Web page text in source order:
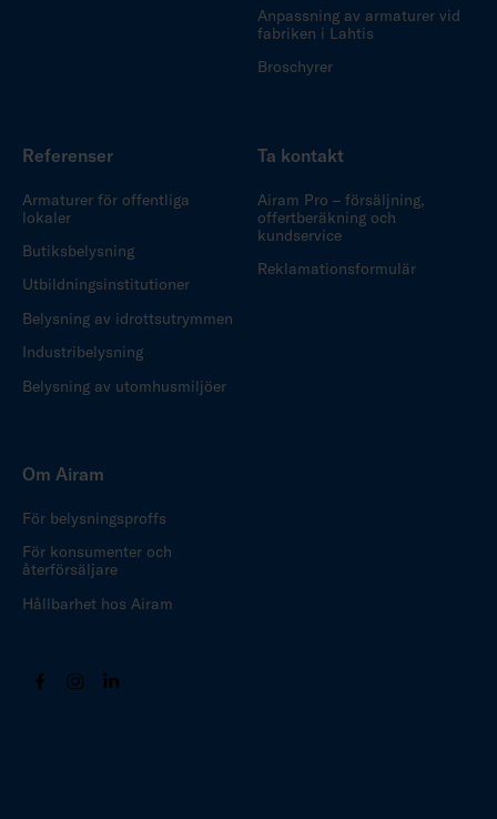
Anpassning av armaturer vid
fabriken i Lahtis
Broschyrer
Referenser
Armaturer för offentliga
lokaler
Butiksbelysning
Utbildningsinstitutioner
Belysning av idrottsutrymmen
Industribelysning
Belysning av utomhusmiljöer
Ta kontakt
Airam Pro – försäljning,
offertberäkning och
kundservice
Reklamationsformulär
Om Airam
För belysningsproffs
För konsumenter och
återförsäljare
Hållbarhet hos Airam